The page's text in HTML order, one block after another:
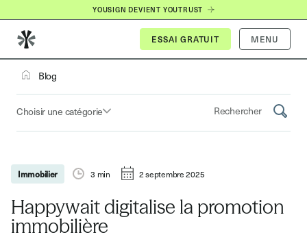
YOUSIGN DEVIENT YOUTRUST
MENU
Blog
Choisir une catégorie Saisissez un terme
Immobilier 3 min 2 septembre 2025
Happywait digitalise la promotion
immobilière